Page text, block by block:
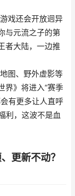
戏还会开放迥异
与元流之子的第
者大陆，一边推
图、野外虚影等
界》将进入“赛季
有更多让人直呼
利，这波不是血
更新不动？